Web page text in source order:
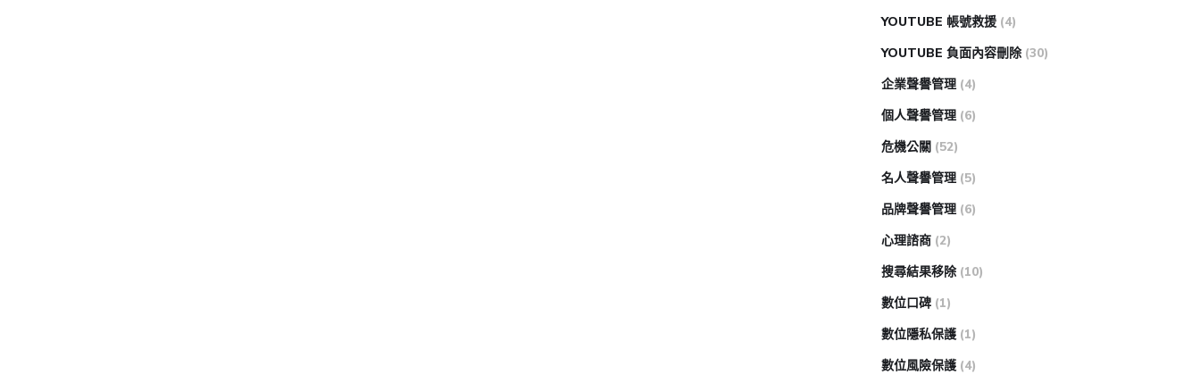
YOUTUBE 帳號救援 (4)
YOUTUBE 負面內容刪除 (30)
企業聲譽管理 (4)
個人聲譽管理 (6)
危機公關 (52)
名人聲譽管理 (5)
品牌聲譽管理 (6)
心理諮商 (2)
搜尋結果移除 (10)
數位口碑 (1)
數位隱私保護 (1)
數位風險保護 (4)